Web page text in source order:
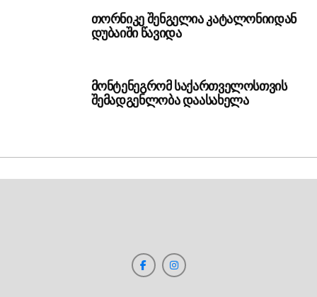
თორნიკე შენგელია კატალონიიდან
დუბაიში წავიდა
მონტენეგრომ საქართველოსთვის
შემადგენლობა დაასახელა